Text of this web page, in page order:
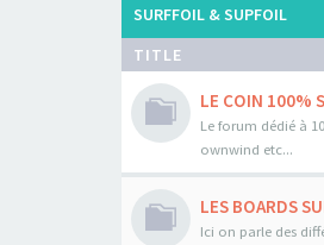
SURFFOIL & SUPFOIL
TITLE
LE COIN 100%
Le forum dédié à
ownwind etc...
LES BOARDS
Ici on parle des